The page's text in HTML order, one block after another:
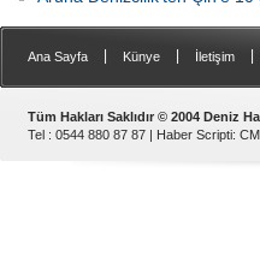
Ana Sayfa Künye İletişim
Tüm Hakları Saklıdır © 2004 Deniz
Tel : 0544 880 87 87 | Haber Scripti: